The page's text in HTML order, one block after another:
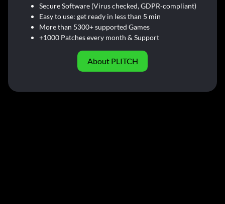
Secure Software (Virus checked, GDPR-compliant)
Easy to use: get ready in less than 5 min
More than 5300+ supported Games
+1000 Patches every month & Support
About PLITCH